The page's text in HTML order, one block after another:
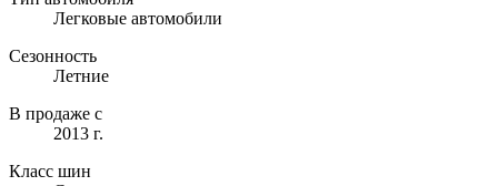
Легковые автомобили
Сезонность
Летние
В продаже с
2013 г.
Класс шин